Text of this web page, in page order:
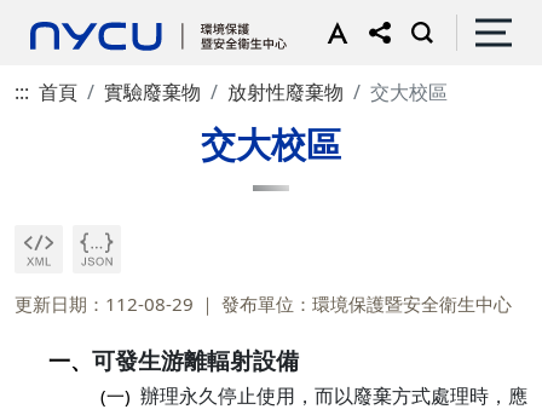
::: 首頁 實驗廢棄物 放射性廢棄物 交大校區
交大校區
更新日期：112-08-29 發布單位：環境保護暨安全衛生中心
一、 可發生游離輻射設備
(一) 辦理永久停止使用，而以廢棄方式處理時，應